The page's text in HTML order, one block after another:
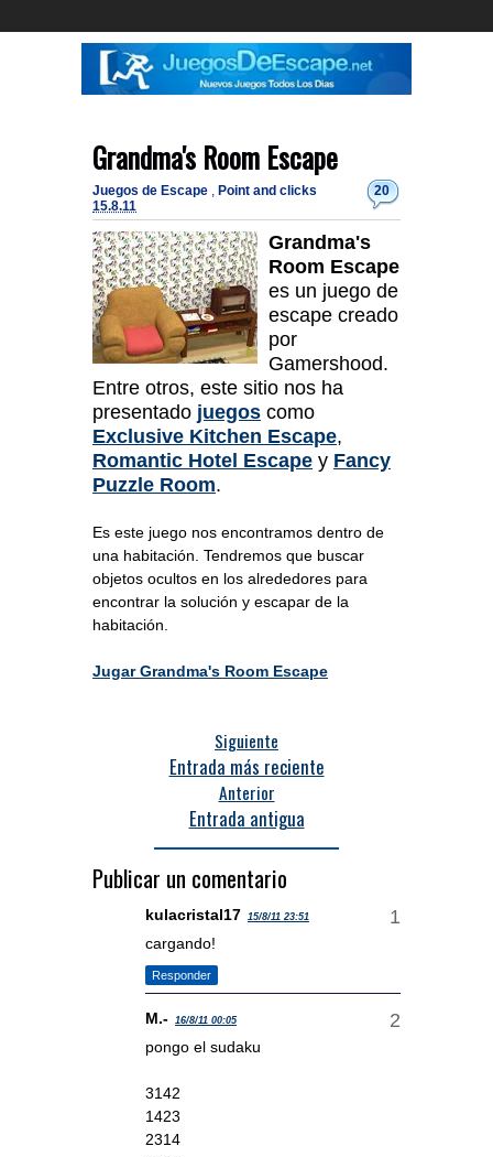
Grandma's Room Escape
20
Juegos de Escape , Point and clicks
15.8.11
Grandma's
Room Escape
es un juego de
escape creado
por
Gamershood.
Entre otros, este sitio nos ha
presentado juegos como
Exclusive Kitchen Escape,
Romantic Hotel Escape y Fancy
Puzzle Room.
Es este juego nos encontramos dentro de
una habitación. Tendremos que buscar
objetos ocultos en los alrededores para
encontrar la solución y escapar de la
habitación.
Jugar Grandma's Room Escape
Siguiente
Entrada más reciente
Anterior
Entrada antigua
Publicar un comentario
kulacristal17 15/8/11 23:51
cargando!
Responder
M.- 16/8/11 00:05
pongo el sudaku
3142
1423
2314